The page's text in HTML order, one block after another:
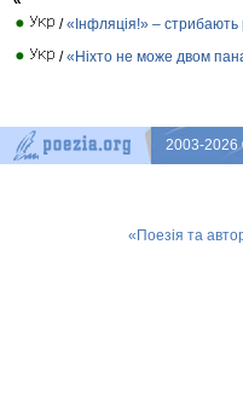
/«Інфляція!» – стрибають
/«Ніхто не може двом
2003-2026
«Поезія та